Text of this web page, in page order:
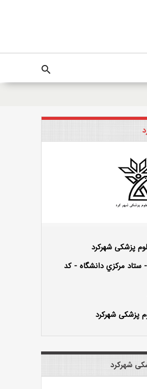
search
پزشکی شهرکرد
ستاد مركزي دانشگاه - كد
پزشکی شهرکرد
شهرکرد